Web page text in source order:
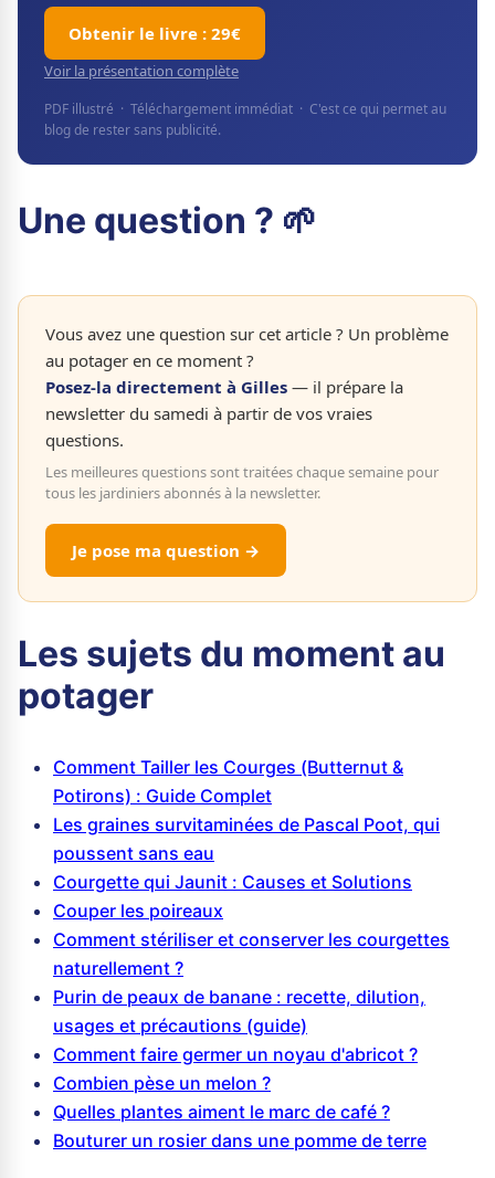
Obtenir le livre : 29€
Voir la présentation complète
PDF illustré · Téléchargement immédiat · C'est ce qui permet au
blog de rester sans publicité.
Une question ? 🌱
Vous avez une question sur cet article ? Un problème
au potager en ce moment ?
Posez-la directement à Gilles — il prépare la
newsletter du samedi à partir de vos vraies
questions.
Les meilleures questions sont traitées chaque semaine pour
tous les jardiniers abonnés à la newsletter.
Je pose ma question →
Les sujets du moment au
potager
Comment Tailler les Courges (Butternut &
Potirons) : Guide Complet
Les graines survitaminées de Pascal Poot, qui
poussent sans eau
Courgette qui Jaunit : Causes et Solutions
Couper les poireaux
Comment stériliser et conserver les courgettes
naturellement ?
Purin de peaux de banane : recette, dilution,
usages et précautions (guide)
Comment faire germer un noyau d'abricot ?
Combien pèse un melon ?
Quelles plantes aiment le marc de café ?
Bouturer un rosier dans une pomme de terre